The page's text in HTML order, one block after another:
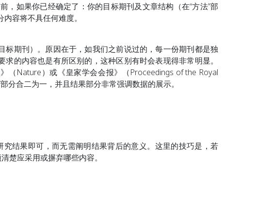
，如果你已经确定了：你的目标期刊及文章结构（在“方法”部
容将不具任何难度。
标期刊）。原因在于，如我们之前说过的，每一份期刊都是独
的内容也是有所区别的，这种区别有时会表现得非常明显。
（Nature）或《皇家学会会报》（Proceedings of the Royal
分合二为一，并且结果部分非常强调数据的展示。
究结果即可，而无需阐明结果背后的意义。这里的技巧是，若
楚应采用或摒弃哪些内容。